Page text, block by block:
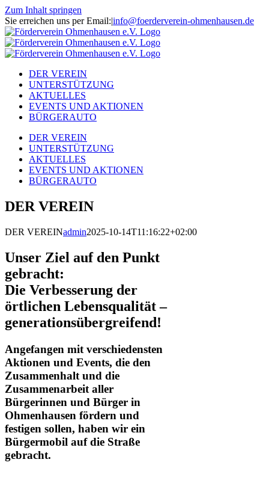
Zum Inhalt springen
Sie erreichen uns per Email:|info@foerderverein-ohmenhausen.de
DER VEREIN
UNTERSTÜTZUNG
AKTUELLES
EVENTS UND AKTIONEN
BÜRGERAUTO
DER VEREIN
UNTERSTÜTZUNG
AKTUELLES
EVENTS UND AKTIONEN
BÜRGERAUTO
DER VEREIN
DER VEREINadmin2025-10-14T11:16:22+02:00
Unser Ziel auf den Punkt
gebracht:
Die Verbesserung der
örtlichen Lebensqualität –
generationsübergreifend!
Angefangen mit verschiedensten
Aktionen und Events, die den
Zusammenhalt und die
Zusammenarbeit aller
Bürgerinnen und Bürger in
Ohmenhausen fördern und
festigen sollen, haben wir ein
Bürgermobil auf die Straße
gebracht.